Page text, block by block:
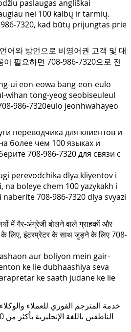
paslaugas angliškai
nei 100 kalbų ir tarmių.
7320, kad būtų prijungtas prie
와 방언으로 비영어권 고객 및 대
필요하면 708-986-7320으로 전
ui eon-eowa bang-eon-eulo
wihan tong-yeog seobiseuleul
986-7320eulo jeonhwahayeo
переводчика для клиентов и
более чем 100 языках и
708-986-7320 для связи с
perevodchika dlya kliyentov i
boleye chem 100 yazykakh i
708-986-7320 dlya svyazi
में गैर-अंग्रेजी बोलने वाले ग्राहकों और
के लिए, इंटरप्रेटर के साथ जुड़ने के लिए 708-
aur boliyon mein gair-
ke lie dubhaashiya seva
ke saath judane ke lie